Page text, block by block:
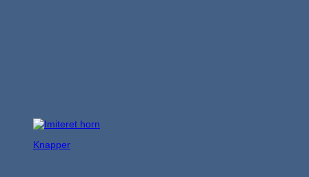
Knapper